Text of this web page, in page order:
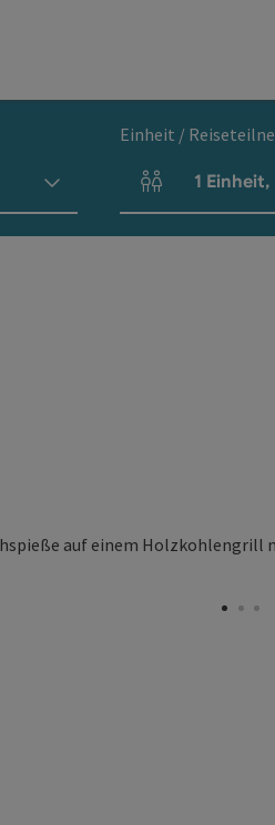
Einheit /
Einheitenanzahl
1 Einheit,